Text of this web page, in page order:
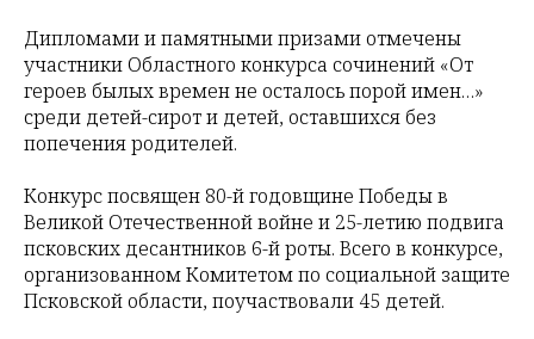
Дипломами и памятными призами отмечены
участники Областного конкурса сочинений «От
героев былых времен не осталось порой имен…»
среди детей-сирот и детей, оставшихся без
попечения родителей.
Конкурс посвящен 80-й годовщине Победы в
Великой Отечественной войне и 25-летию подвига
псковских десантников 6-й роты. Всего в конкурсе,
организованном Комитетом по социальной защите
Псковской области, поучаствовали 45 детей.